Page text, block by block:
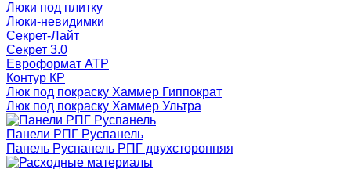
Люки под плитку
Люки-невидимки
Секрет-Лайт
Секрет 3.0
Евроформат АТР
Контур КР
Люк под покраску Хаммер Гиппократ
Люк под покраску Хаммер Ультра
Панели РПГ Руспанель
Панель Руспанель РПГ двухсторонняя